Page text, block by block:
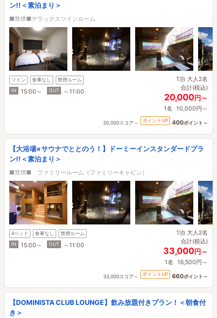
ン!!＜素泊まり＞
■禁煙■デラックスツインルーム
ツイン 食事なし
禁煙ルーム
IN
15:00～ OUT ～11:00
1泊 大人2名
合計(税込)
20,000円～
1名 10,000円～
20,000スコア～ ポイントUP 400ポイント～
【大浴場×サウナでととのう！】ドーミーインスタンダードプラ
ン!!＜素泊まり＞
■禁煙■ ファミリールーム（ファミリーキャビン）
4ベッド 食事なし
禁煙ルーム
IN
15:00～ OUT ～11:00
1泊 大人2名
合計(税込)
33,000円～
1名 16,500円～
33,000スコア～ ポイントUP 660ポイント～
【DOMINISTA CLUB LOUNGE】飲み放題付きプラン！＜朝食付
き＞